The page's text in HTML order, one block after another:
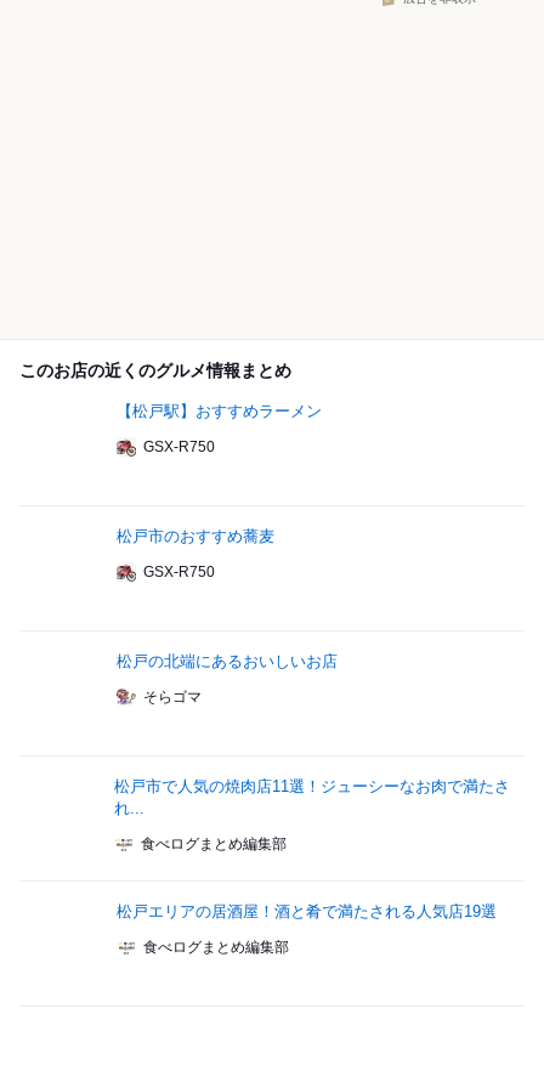
このお店の近くのグルメ情報まとめ
【松戸駅】おすすめラーメン
GSX-R750
松戸市のおすすめ蕎麦
GSX-R750
松戸の北端にあるおいしいお店
そらゴマ
松戸市で人気の焼肉店11選！ジューシーなお肉で満たさ
れ...
食べログまとめ編集部
松戸エリアの居酒屋！酒と肴で満たされる人気店19選
食べログまとめ編集部